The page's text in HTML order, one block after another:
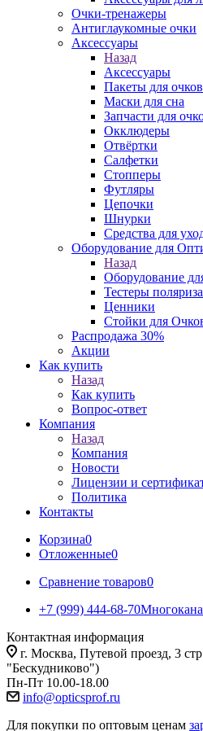
Очки-тренажеры
Антиглаукомные очки
Аксессуары
Назад
Аксессуары
Пакеты для очков
Маски для сна
Запчасти для
Окклюдеры
Отвёртки
Салфетки
Стопперы
Футляры
Цепочки
Шнурки
Средства для
Оборудование для
Назад
Оборудование
Тестеры
Ценники
Стойки для
Распродажа 30%
Акции
Как купить
Назад
Как купить
Вопрос-ответ
Компания
Назад
Компания
Новости
Лицензии и
Политика
Контакты
Корзина0
Отложенные0
Сравнение товаров0
+7 (999) 444-68-70
Контактная информация
г. Москва, Путевой проезд, 3
"Бескудниково")
Пн-Пт 10.00-18.00
info@opticsprof.ru
Для покупки по оптовым ценам